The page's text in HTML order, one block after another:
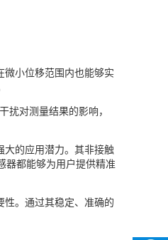
小位移范围内也能够实
对测量结果的影响，
的应用潜力。其非接触
器都能够为用户提供精准
。通过其稳定、准确的